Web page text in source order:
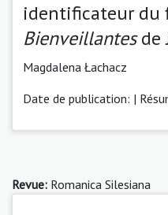
identificateur du
Bienveillantesde
Magdalena Łachacz
Date de publication: |
Revue: Romanica Silesiana